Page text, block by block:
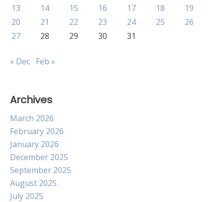
13
14 15 16 17 18
19
20
21 22 23 24 25
26
27
28 29 30 31
« Dec Feb »
Archives
March 2026
February 2026
January 2026
December 2025
September 2025
August 2025
July 2025